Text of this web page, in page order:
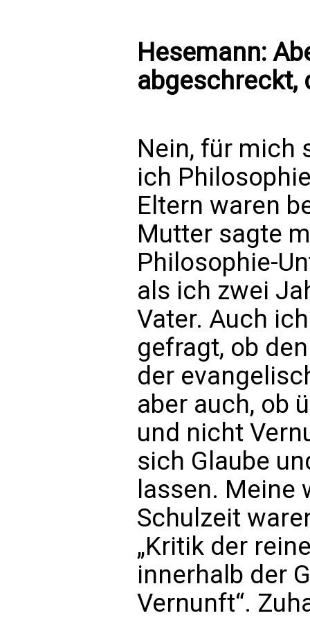
Hesemann:
abgeschreckt,
Nein, für mich
ich
Eltern waren
Mutter sagte
Philosophie-
als ich zwei
Vater. Auch
gefragt, ob
der
aber auch, ob
und nicht
sich Glaube
lassen.
Schulzeit
„Kritik der
innerhalb der
Vernunft“.